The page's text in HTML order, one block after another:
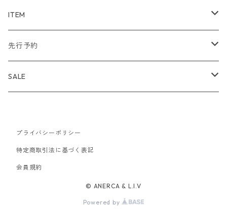
WIND AND SEA
アウター
トップス
バッグ
NAISSANCE
アウター
ボトムス
bal
トップス
ボトムス
アウター
トップス
MAISON EUREKA
アウター
SON OF THE CHEESE
ITEM
アウター
トップス
ワンピース
バッグ
先行予約
TODAYFUL 2020 SUMMER
Uhr 2025 Autumn / Winter
Uhr 2025 SPRING / SUMMER
SALE
20%
30%
プライバシーポリシー
特定商取引法に基づく表記
会員規約
© ANERCA & L.I.V
Powered by